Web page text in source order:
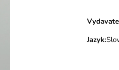
Jazyk: